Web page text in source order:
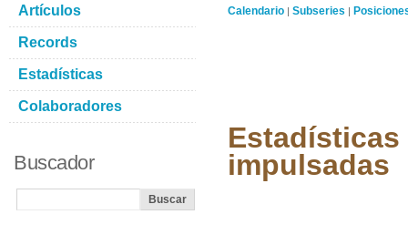
Calendario | Subseries |
Estadísticas
impulsadas
Artículos
Records
Estadísticas
Colaboradores
Buscador